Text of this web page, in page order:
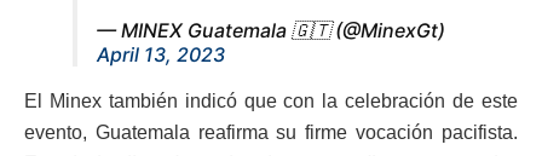
— MINEX Guatemala 🇬🇹 (@MinexGt)
April 13, 2023
El Minex también indicó que con la celebración de este
evento, Guatemala reafirma su firme vocación pacifista.